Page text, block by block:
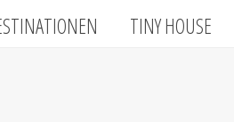
TINY HOUSE